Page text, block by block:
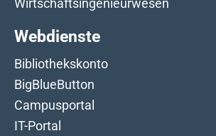
Wirtschaftsingenieurwesen
Webdienste
Bibliothekskonto
BigBlueButton
Campusportal
IT-Portal